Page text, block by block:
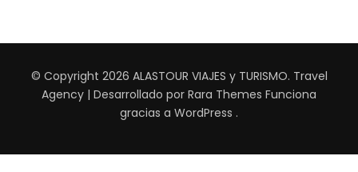
© Copyright 2026 ALASTOUR VIAJES y TURISMO. Travel
Agency | Desarrollado por Rara Themes Funciona
gracias a WordPress .